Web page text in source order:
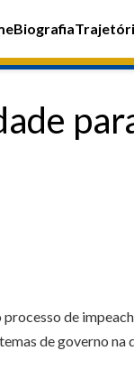
Biografia
de
de governo